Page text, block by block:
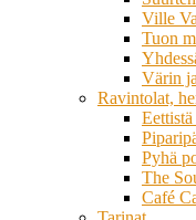
Ville
Tuon
Värin
Ravintolat,
Pyhä
The
Café